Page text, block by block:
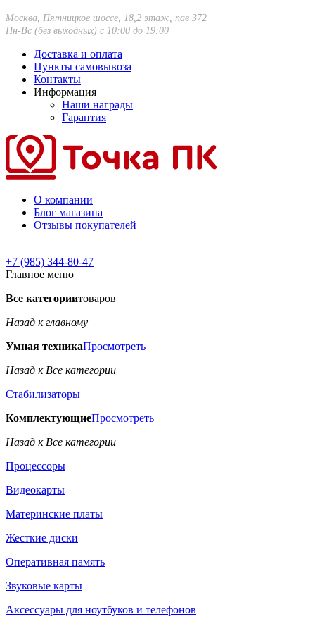
Москва, Пятницкое шоссе, 18,2 этаж, пав 372
Пн-Вс (без выходных) с 10:00 до 19:00
Доставка и оплата
Пункты самовывоза
Контакты
Информация
Наши награды
Гарантия
О компании
Блог магазина
Отзывы покупателей
+7 (985) 344-80-47
Главное меню
Все категориитоваров
Назад к главному
Умная техникаПросмотреть
Назад к Все категории
Стабилизаторы
КомплектующиеПросмотреть
Назад к Все категории
Процессоры
Видеокарты
Материнские платы
Жесткие диски
Оперативная память
Звуковые карты
Аксессуары для ноутбуков и телефонов